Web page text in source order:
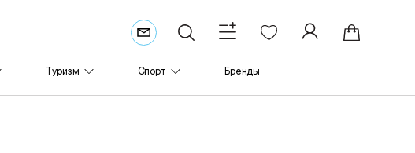
Туризм Спорт Бренды